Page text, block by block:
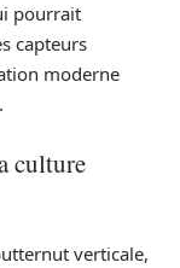
pourrait
capteurs
moderne
culture
verticale,